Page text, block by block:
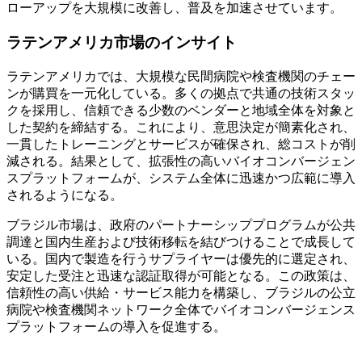
ローアップを大規模に改善し、普及を加速させています。
ラテンアメリカ市場のインサイト
ラテンアメリカでは、大規模な民間病院や検査機関のチェー
ンが購買を一元化している。多くの拠点で共通の技術スタッ
クを採用し、信頼できる少数のベンダーと地域全体を対象と
した契約を締結する。これにより、意思決定が簡素化され、
一貫したトレーニングとサービスが確保され、総コストが削
減される。結果として、拡張性の高いバイオコンバージェン
スプラットフォームが、システム全体に迅速かつ広範に導入
されるようになる。
ブラジル市場は、政府のパートナーシッププログラムが公共
調達と国内生産および技術移転を結びつけることで成長して
いる。国内で製造を行うサプライヤーは優先的に選定され、
安定した受注と迅速な認証取得が可能となる。この政策は、
信頼性の高い供給・サービス能力を構築し、ブラジルの公立
病院や検査機関ネットワーク全体でバイオコンバージェンス
プラットフォームの導入を促進する。